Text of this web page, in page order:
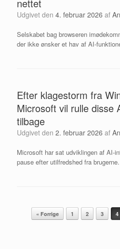
nettet
Udgivet den 4. februar 2026 af
Selskabet bag browseren
der ikke ønsker et hav af AI-
Efter klagestorm fra
Microsoft vil rulle disse
tilbage
Udgivet den 2. februar 2026 af
Microsoft har sat udviklingen af AI-
pause efter utilfredshed fra brugerne.
Artikel navigation
« Forrige 1 2 3 4